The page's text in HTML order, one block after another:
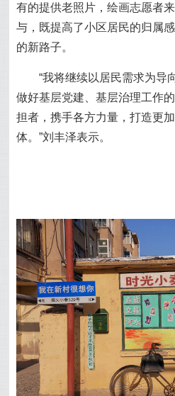
有的提供老照片，绘画志愿者
与，既提高了小区居民的归属
的新路子。
“我将继续以居民需求为导
做好基层党建、基层治理工作
担者，携手各方力量，打造更
体。”刘丰泽表示。